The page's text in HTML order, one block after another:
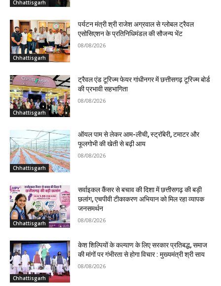
Chhattisgarh
Chhattisgarh
पर्यटन मंत्री श्री राजेश अग्रवाल से ग्लोबल ट्रैवल
एसोसिएशन के प्रतिनिधिमंडल की सौजन्य भेंट
08/08/2026
Chhattisgarh
ट्रैवल एंड टूरिज्म फेयर गांधीनगर में छत्तीसगढ़ टूरिज्म बोर्ड
की प्रभावी सहभागिता
08/08/2026
Chhattisgarh
ऑयल पाम से लेकर आम-लीची, स्ट्रॉबेरी, टमाटर और
फूलगोभी की खेती से बढ़ी आय
08/08/2026
Chhattisgarh
सर्वाइकल कैंसर से बचाव की दिशा में छत्तीसगढ़ की बड़ी
छलांग, एचपीवी टीकाकरण अभियान को मिल रहा व्यापक
जनसमर्थन
08/08/2026
Chhattisgarh
केश शिल्पियों के कल्याण के लिए सरकार प्रतिबद्ध, समाज
की मांगों पर गंभीरता से होगा विचार : मुख्यमंत्री श्री साय
08/08/2026